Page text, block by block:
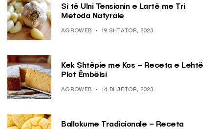
Si të Ulni Tensionin e Lartë me Tri
Metoda Natyrale
AGROWEB 19 SHTATOR, 2023
Kek Shtëpie me Kos – Receta e Lehtë
Plot Ëmbëlsi
AGROWEB 14 DHJETOR, 2023
Ballokume Tradicionale – Receta